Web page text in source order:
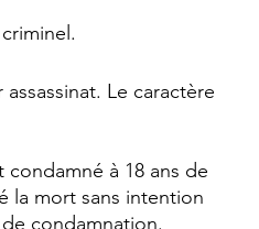
Le caractère
condamné à 18 ans de
la mort sans intention
de condamnation.